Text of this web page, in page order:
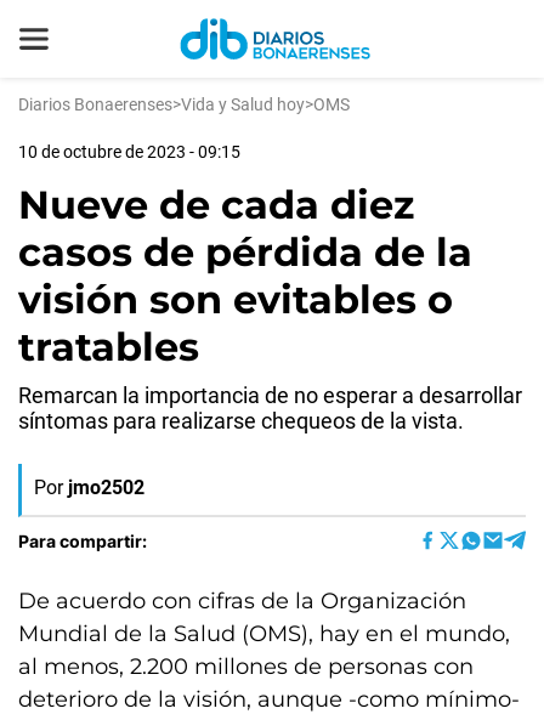
Diarios Bonaerenses>Vida y Salud hoy>OMS
10 de octubre de 2023 - 09:15
Nueve de cada diez
casos de pérdida de la
visión son evitables o
tratables
Remarcan la importancia de no esperar a desarrollar
síntomas para realizarse chequeos de la vista.
Por jmo2502
Para compartir:
De acuerdo con cifras de la Organización
Mundial de la Salud (OMS), hay en el mundo,
al menos, 2.200 millones de personas con
deterioro de la visión, aunque -como mínimo-